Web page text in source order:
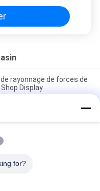
rayonnage de forces de
Display
les appui verticaux
de statue du rayonnage
au détail en
for?